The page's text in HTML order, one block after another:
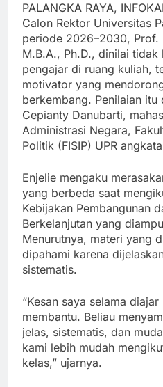
PALANGKA RAYA,
Calon Rektor Universitas
periode 2026–2030, Prof.
M.B.A., Ph.D., dinilai
pengajar di ruang kuliah,
motivator yang
berkembang. Penilaian itu
Cepianty Danubarti,
Administrasi Negara,
Politik (FISIP) UPR
Enjelie mengaku
yang berbeda saat
Kebijakan Pembangunan
Berkelanjutan yang
Menurutnya, materi yang
dipahami karena
sistematis.
“Kesan saya selama
membantu. Beliau
jelas, sistematis, dan
kami lebih mudah
kelas,” ujarnya.